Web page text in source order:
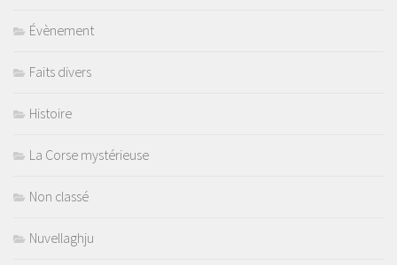
Évènement
Faits divers
Histoire
La Corse mystérieuse
Non classé
Nuvellaghju